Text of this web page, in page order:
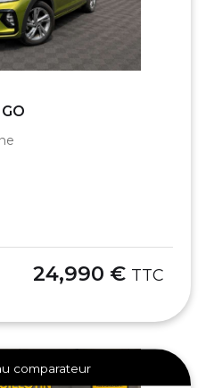
24,990 € TTC
comparateur